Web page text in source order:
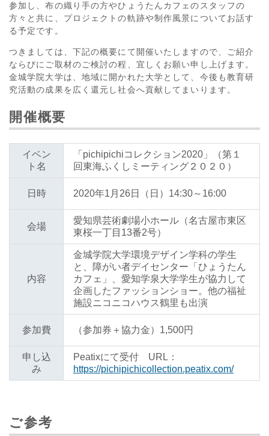
参加し、布の織り手の方やひょうたんカフェのスタッフの
方々と共に、プロジェクトの軌跡や制作風景についてお話す
る予定です。
つきましては、下記の概要にて開催いたしますので、ご紹介
ならびにご取材のご検討の程、宜しくお願い申し上げます。
金城学院大学は、地域に開かれた大学として、今後も教育研
究活動の成果を広く還元し社会へ貢献してまいります。
開催概要
イベン
ト名
「pichipichiコレクション2020」（第１
回東海ふくしミーティング２０２０）
日時 2020年1月26日（日）14:30～16:00
会場
愛知県芸術劇場小ホール（名古屋市東区
東桜一丁目13番2号）
内容
金城学院大学環境デザイン学科の学生
と、障がい者デイセンター「ひょうたん
カフェ」、愛知学泉大学学生が協力して
企画したファッションショー。他の福祉
施設ニコニコハウス鶴里も出演
参加費 （参加券＋協力金）1,500円
申し込
み
Peatixにて受付 URL：
https://pichipichicollection.peatix.com/
ご参考